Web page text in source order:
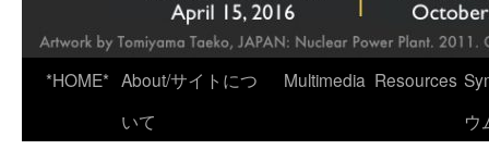
*HOME* About/サイトにつ
いて
Multimedia Resources
ウ